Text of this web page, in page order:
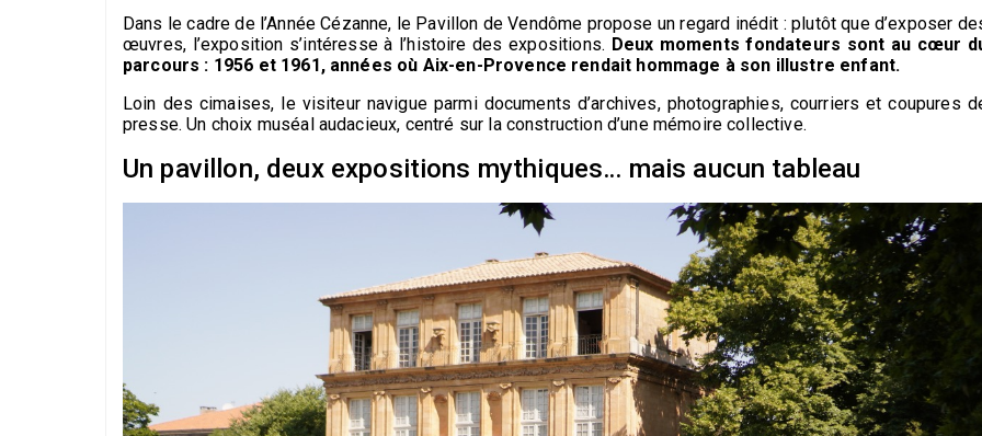
Dans le cadre de l’Année Cézanne, le Pavillon de Vendôme propose un regard inédit : plutôt que d’exposer
œuvres, l’exposition s’intéresse à l’histoire des expositions. Deux moments fondateurs sont au cœur
parcours : 1956 et 1961, années où Aix-en-Provence rendait hommage à son illustre enfant.
Loin des cimaises, le visiteur navigue parmi documents d’archives, photographies, courriers et coupures
presse. Un choix muséal audacieux, centré sur la construction d’une mémoire collective.
Un pavillon, deux expositions mythiques… mais aucun tableau